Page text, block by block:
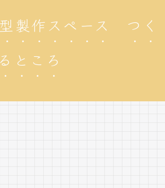
製作スペース つく
るところ